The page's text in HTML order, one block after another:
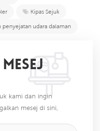
Kipas Sejuk
penyejatan udara dalaman
kami dan ingin
mesej di sini,